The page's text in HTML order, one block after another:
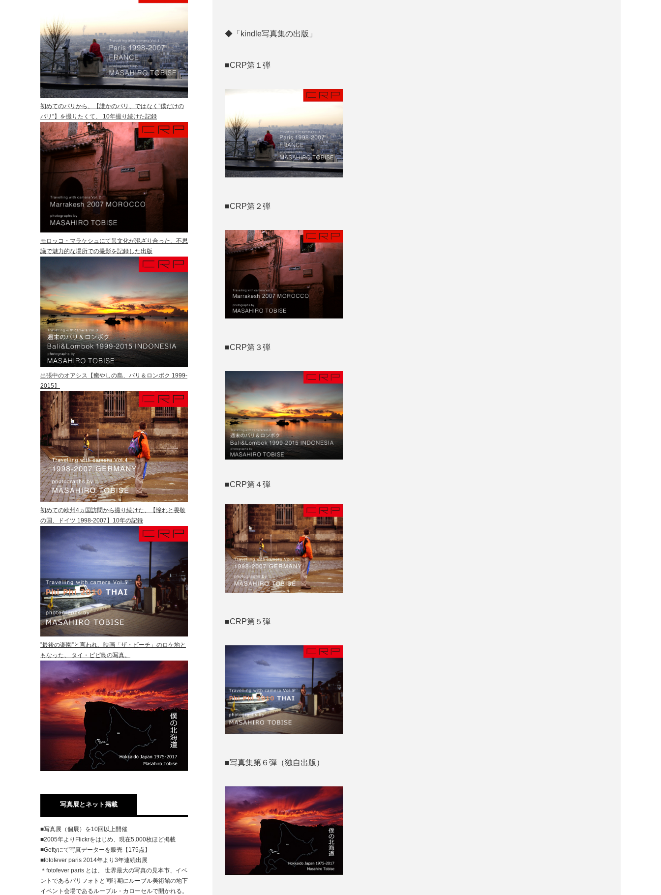
◆「kindle写真集の出版」
■CRP第１弾
■CRP第２弾
■CRP第３弾
■CRP第４弾
■CRP第５弾
■写真集第６弾（独自出版）
初めてのパリから、【誰かのパリ、ではなく”僕だけの
パリ”】を撮りたくて、 10年撮り続けた記録
モロッコ・マラケシュにて異文化が混ざり合った、不思
議で魅力的な場所での撮影を記録した出版
出張中のオアシス【癒やしの島、バリ＆ロンボク 1999-
2015】
初めての欧州4ヵ国訪問から撮り続けた、【憧れと畏敬
の国、ドイツ 1998-2007】10年の記録
”最後の楽園”と言われ、映画「ザ・ビーチ」のロケ地と
もなった、 タイ・ピピ島の写真。
写真展とネット掲載
■写真展（個展）を10回以上開催
■2005年よりFlickrをはじめ、現在5,000枚ほど掲載
■Gettyにて写真データーを販売【175点】
■fotofever paris 2014年より3年連続出展
＊fotofever paris とは、 世界最大の写真の見本市、イベ
ントであるパリフォトと同時期にルーブル美術館の地下
イベント会場であるルーブル・カローセルで開かれる。